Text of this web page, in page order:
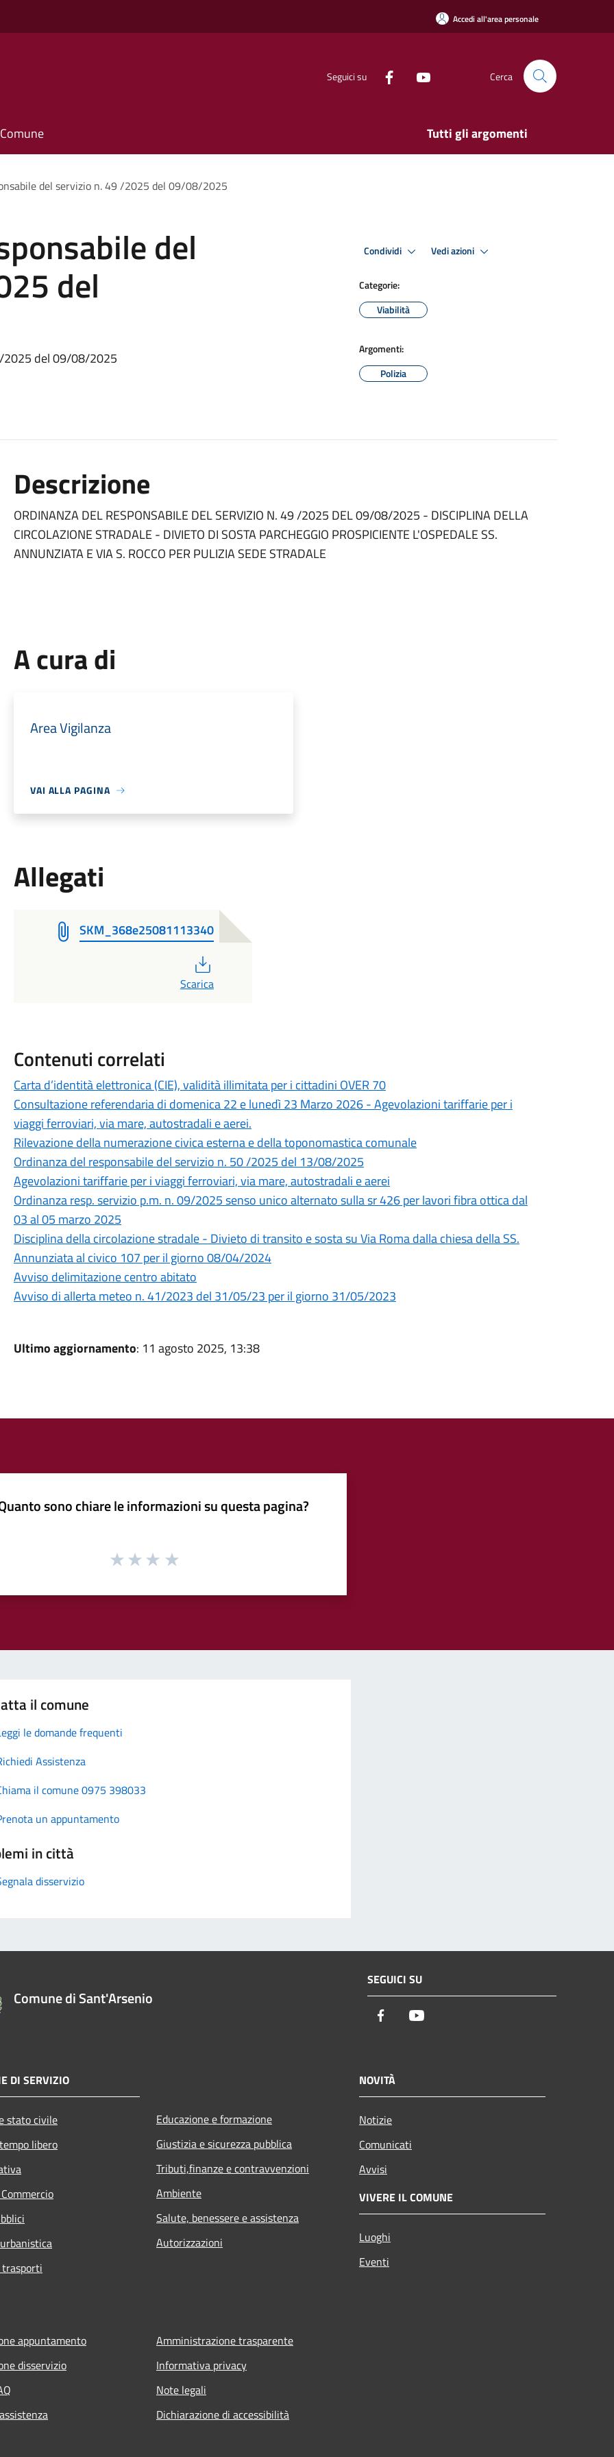
Accedi all'area personale
Seguici su Cerca
Tutti gli argomenti
del servizio n. 49 /2025 del 09/08/2025
del
del
2025 del 09/08/2025
Condividi Vedi azioni
Categorie:
Viabilità
Argomenti:
Polizia
Descrizione
ORDINANZA DEL RESPONSABILE DEL SERVIZIO N. 49 /2025 DEL 09/08/2025 - DISCIPLINA DELLA
CIRCOLAZIONE STRADALE - DIVIETO DI SOSTA PARCHEGGIO PROSPICIENTE L'OSPEDALE SS.
ANNUNZIATA E VIA S. ROCCO PER PULIZIA SEDE STRADALE
A cura di
Area Vigilanza
VAI ALLA PAGINA
Allegati
SKM_368e25081113340
Scarica
Contenuti correlati
Carta d’identità elettronica (CIE), validità illimitata per i cittadini OVER 70
Consultazione referendaria di domenica 22 e lunedì 23 Marzo 2026 - Agevolazioni tariffarie per i
viaggi ferroviari, via mare, autostradali e aerei.
Rilevazione della numerazione civica esterna e della toponomastica comunale
Ordinanza del responsabile del servizio n. 50 /2025 del 13/08/2025
Agevolazioni tariffarie per i viaggi ferroviari, via mare, autostradali e aerei
Ordinanza resp. servizio p.m. n. 09/2025 senso unico alternato sulla sr 426 per lavori fibra ottica dal
03 al 05 marzo 2025
Disciplina della circolazione stradale - Divieto di transito e sosta su Via Roma dalla chiesa della SS.
Annunziata al civico 107 per il giorno 08/04/2024
Avviso delimitazione centro abitato
Avviso di allerta meteo n. 41/2023 del 31/05/23 per il giorno 31/05/2023
Ultimo aggiornamento: 11 agosto 2025, 13:38
sono chiare le informazioni su questa pagina?
il comune
le domande frequenti
Assistenza
il comune 0975 398033
un appuntamento
in città
disservizio
Comune di Sant'Arsenio
SEGUICI SU
Facebook
DI SERVIZIO
stato civile
libero
Educazione e formazione
Giustizia e sicurezza pubblica
Tributi,finanze e contravvenzioni
Ambiente
Salute, benessere e assistenza
Autorizzazioni
NOVITÀ
Notizie
Comunicati
Avvisi
VIVERE IL COMUNE
Luoghi
Eventi
appuntamento
disservizio
Amministrazione trasparente
Informativa privacy
Note legali
Dichiarazione di accessibilità